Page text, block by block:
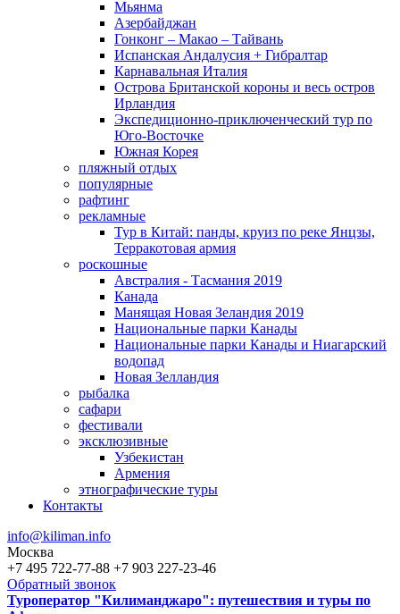
Мьянма
Азербайджан
Гонконг – Макао – Тайвань
Испанская Андалусия + Гибралтар
Карнавальная Италия
Острова Британской короны и весь остров
Ирландия
Экспедиционно-приключенческий тур по
Юго-Восточке
Южная Корея
пляжный отдых
популярные
рафтинг
рекламные
Тур в Китай: панды, круиз по реке Янцзы,
Терракотовая армия
роскошные
Австралия - Тасмания 2019
Канада
Манящая Новая Зеландия 2019
Национальные парки Канады
Национальные парки Канады и Ниагарский
водопад
Новая Зелландия
рыбалка
сафари
фестивали
эксклюзивные
Узбекистан
Армения
этнографические туры
Контакты
info@kiliman.info
Москва
+7 495 722-77-88 +7 903 227-23-46
Обратный звонок
Туроператор "Килиманджаро": путешествия и туры по